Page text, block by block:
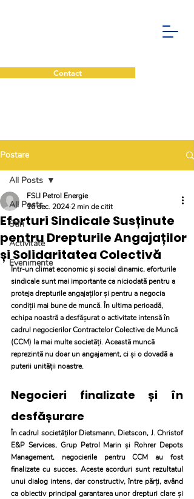
Contact
Postare
All Posts
Stiri
Activitate
Evenimente
All Posts
Eforturi Sindicale Susținute
pentru Drepturile Angajaților
și Solidaritatea Colectivă
FSLI Petrol Energie
16 dec. 2024 2 min de citit
Într-un climat economic și social dinamic, eforturile
sindicale sunt mai importante ca niciodată pentru a
proteja drepturile angajaților și pentru a negocia
condiții mai bune de muncă. În ultima perioadă,
echipa noastră a desfășurat o activitate intensă în
cadrul negocierilor Contractelor Colective de Muncă
(CCM) la mai multe societăți. Această muncă
reprezintă nu doar un angajament, ci și o dovadă a
puterii unității noastre.
Negocieri finalizate și în
desfășurare
În cadrul societăților Dietsmann, Dietscon, J. Christof
E&P Services, Grup Petrol Marin și Rohrer Depots
Management, negocierile pentru CCM au fost
finalizate cu succes. Aceste acorduri sunt rezultatul
unui dialog intens, dar constructiv, între părți, având
ca obiectiv principal garantarea unor drepturi clare și